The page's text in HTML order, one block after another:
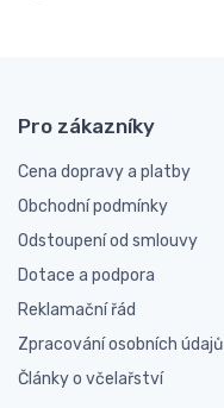
Pro zákazníky
Cena dopravy a platby
Obchodní podmínky
Odstoupení od smlouvy
Dotace a podpora
Reklamační řád
Zpracování osobních údajů
Články o včelařství